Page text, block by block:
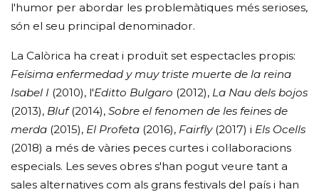
l'humor per abordar les problemàtiques més serioses,
són el seu principal denominador.
La Calòrica ha creat i produït set espectacles propis:
Feísima enfermedad y muy triste muerte de la reina
Isabel I (2010), l'Editto Bulgaro (2012), La Nau dels bojos
(2013), Bluf(2014),Sobre el fenomen de les feines de
merda (2015), El Profeta (2016), Fairfly (2017) i Els Ocells
(2018) a més de vàries peces curtes i col·laboracions
especials. Les seves obres s'han pogut veure tant a
sales alternatives com als grans festivals del país i han